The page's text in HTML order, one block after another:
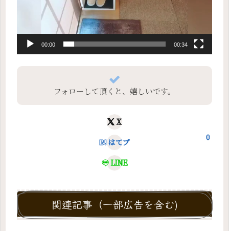
00:00 00:34
フォローして頂くと、嬉しいです。
X
はてブ
0
LINE
関連記事（一部広告を含む)